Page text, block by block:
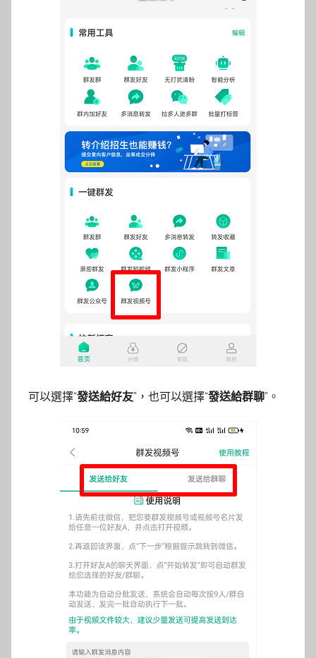
可以選擇“發送給好友”，也可以選擇“發送給群聊”。